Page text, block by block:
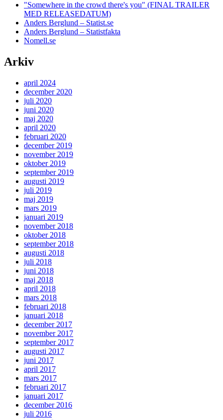
"Somewhere in the crowd there's you" (FINAL TRAILER
MED RELEASEDATUM)
Anders Berglund – Statist.se
Anders Berglund – Statistfakta
Nomell.se
Arkiv
april 2024
december 2020
juli 2020
juni 2020
maj 2020
april 2020
februari 2020
december 2019
november 2019
oktober 2019
september 2019
augusti 2019
juli 2019
maj 2019
mars 2019
januari 2019
november 2018
oktober 2018
september 2018
augusti 2018
juli 2018
juni 2018
maj 2018
april 2018
mars 2018
februari 2018
januari 2018
december 2017
november 2017
september 2017
augusti 2017
juni 2017
april 2017
mars 2017
februari 2017
januari 2017
december 2016
juli 2016